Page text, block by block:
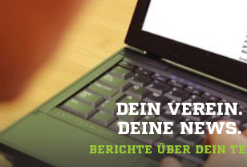
DEIN VEREIN.
DEINE NEWS.
BERICHTE ÜBER DEIN